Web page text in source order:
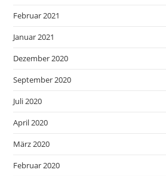
Februar 2021
Januar 2021
Dezember 2020
September 2020
Juli 2020
April 2020
März 2020
Februar 2020